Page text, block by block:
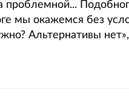
проблемной...
мы окажемся без
Альтернативы